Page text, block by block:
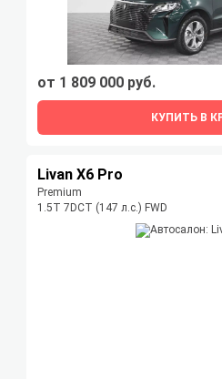
от 1 809 000 руб.
КУПИТЬ В
Livan X6 Pro
Premium
1.5T 7DCT (147 л.с.) FWD